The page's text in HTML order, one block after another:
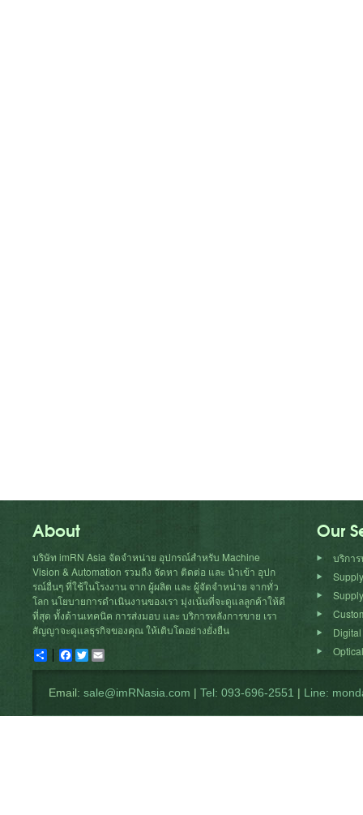
About
บริษัท imRN Asia จัดจำหน่าย อุปกรณ์สำหรับ Machine
Vision & Automation รวมถืง จัดหา ติดต่อ และ นำเข้า อุปก
รณ์อื่นๆ ที่ใช้ในโรงงาน จาก ผู้ผลิต และ ผู้จัดจำหน่าย จากทั่ว
โลก นโยบายการดำเนินงานของเรา มุ่งเน้นที่จะดูแลลูกค้าให้ดี
ที่สุด ทั้งด้านเทคนิค การส่งมอบ และ บริการหลังการขาย เรา
สัญญาจะดูแลธุรกิจของคุณ ให้เติบโตอย่างยั่งยืน
Share Facebook
Twitter
Our
บริกา
Email: sale@imRNasia.com | Tel: 093-696-2551 | Line: